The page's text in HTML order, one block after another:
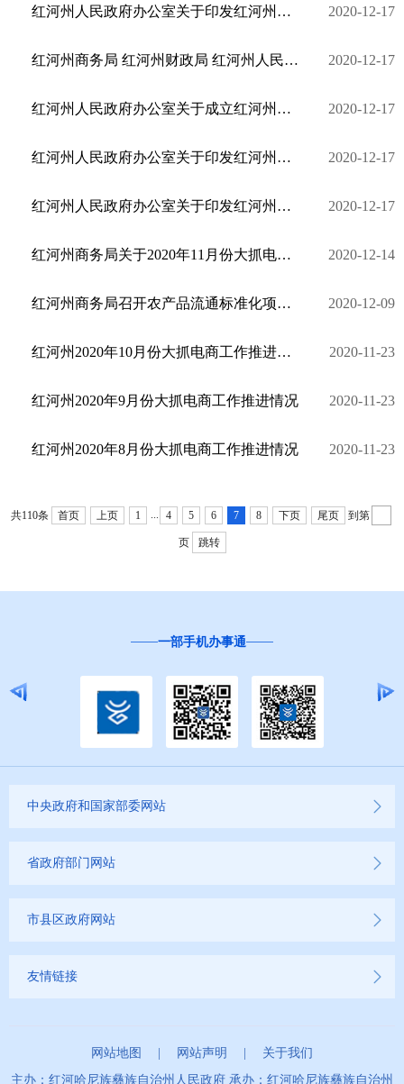
红河州人民政府办公室关于印发红河州金融支持电子商务发展实施方案的通知 红政办函〔2020〕71号 2020-12-17
红河州商务局 红河州财政局 红河州人民政府扶贫开发办公室关于印发《红河州 2019年电子商务进农村综合 ... 2020-12-17
红河州人民政府办公室关于成立红河州大抓电商工作专班的通知 红政办函〔2020〕58号 2020-12-17
红河州人民政府办公室关于印发红河州大抓电商行动计划的通知 2020-12-17
红河州人民政府办公室关于印发红河州大抓电商三年行动方案（2020—2022年）的通知 红政办发〔2020〕33 ... 2020-12-17
红河州商务局关于2020年11月份大抓电商工作情况的报告 2020-12-14
红河州商务局召开农产品流通标准化项目启动会 2020-12-09
红河州2020年10月份大抓电商工作推进情况 2020-11-23
红河州2020年9月份大抓电商工作推进情况 2020-11-23
红河州2020年8月份大抓电商工作推进情况 2020-11-23
共110条 首页 上页 1 4 5 6 7 8 下页 尾页 到第
页 跳转
一部手机办事通
中央政府和国家部委网站
省政府部门网站
市县区政府网站
友情链接
网站地图 网站声明
关于我们
主办：红河哈尼族彝族自治州人民政府 承办：红河哈尼族彝族自治州